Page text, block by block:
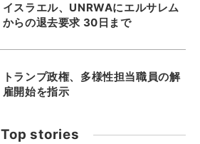
イスラエル、UNRWAにエルサレム
からの退去要求 30日まで
トランプ政権、多様性担当職員の解
雇開始を指示
Top stories